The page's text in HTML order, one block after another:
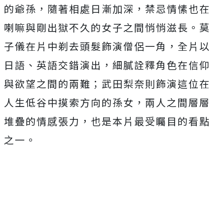
的爺孫，隨著相處日漸加深， 禁忌情愫也在
喇嘛與剛出獄不久的女子之間悄悄滋長。 莫
子儀在片中剃去頭髮飾演僧侶一角，全片以
日語、英語交錯演出， 細膩詮釋角色在信仰
與欲望之間的兩難； 武田梨奈則飾演這位在
人生低谷中摸索方向的孫女， 兩人之間層層
堆疊的情感張力，也是本片最受矚目的看點
之一。